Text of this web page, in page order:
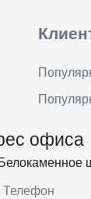
офиса
Телефон